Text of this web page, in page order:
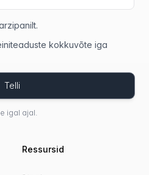
kokkuvõte iga
Telli
igal ajal.
Ressursid